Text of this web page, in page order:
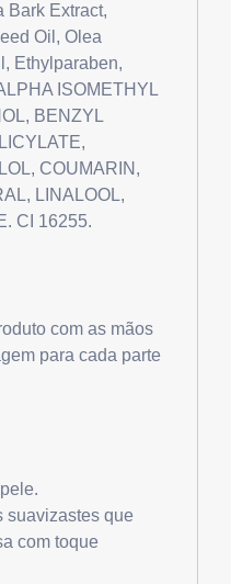
Bark Extract,
Oil, Olea
Ethylparaben,
ISOMETHYL
BENZYL
COUMARIN,
LINALOOL,
CI 16255.
com as mãos
para cada parte
suavizastes que
com toque